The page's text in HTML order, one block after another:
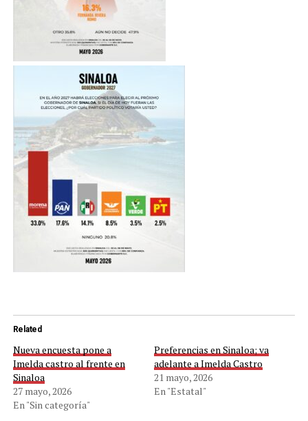
Related
Nueva encuesta pone a
Imelda castro al frente en
Sinaloa
27 mayo, 2026
En "Sin categoría"
Preferencias en Sinaloa; va
adelante a Imelda Castro
21 mayo, 2026
En "Estatal"